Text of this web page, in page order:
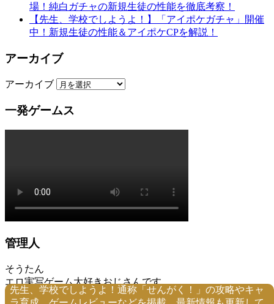
先生、学校でしようよ！通称「せんがく！」の攻略やキャ
場！純白ガチャの新規生徒の性能を徹底考察！
【先生、学校でしようよ！】「アイポケガチャ」開催
中！新規生徒の性能＆アイポケCPを解説！
アーカイブ
アーカイブ
一発ゲームス
管理人
そうたん
エロ実写ゲーム大好きおじさんです。